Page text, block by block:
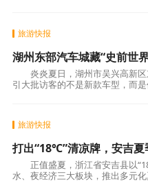
旅游快报
湖州东部汽车城藏“史前世
炎炎夏日，湖州市吴兴高新区
引大批访客的不是新款车型，而
旅游快报
打出“18℃”清凉牌，安吉
正值盛夏，浙江省安吉县以
水、夜经济三大板块，推出多元